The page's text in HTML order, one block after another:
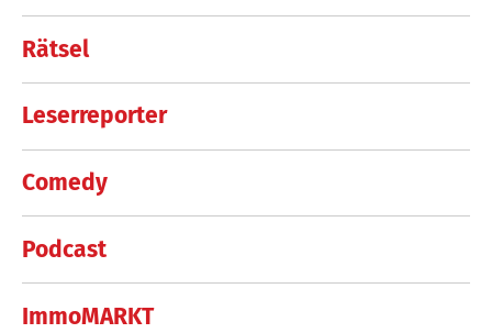
Rätsel
Leserreporter
Comedy
Podcast
ImmoMARKT